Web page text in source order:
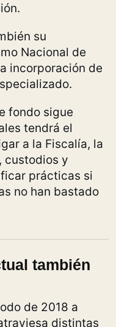
su
Nacional de
incorporación de
fondo sigue
tendrá el
a la Fiscalía, la
custodios y
prácticas si
no han bastado
también
de 2018 a
distintas